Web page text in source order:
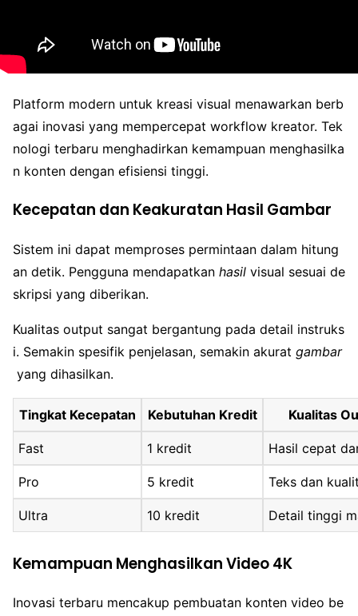
Platform modern untuk kreasi visual menawarkan berb
agai inovasi yang mempercepat workflow kreator. Tek
nologi terbaru menghadirkan kemampuan menghasilka
n konten dengan efisiensi tinggi.
Kecepatan dan Keakuratan Hasil Gambar
Sistem ini dapat memproses permintaan dalam hitung
an detik. Pengguna mendapatkan hasil visual sesuai de
skripsi yang diberikan.
Kualitas output sangat bergantung pada detail instruks
i. Semakin spesifik penjelasan, semakin akurat gambar
yang dihasilkan.
Tingkat Kecepatan Kebutuhan Kredit Kualitas
Fast 1 kredit Hasil cepat
Pro 5 kredit Teks dan
Ultra 10 kredit Detail tinggi
Kemampuan Menghasilkan Video 4K
Inovasi terbaru mencakup pembuatan konten video be